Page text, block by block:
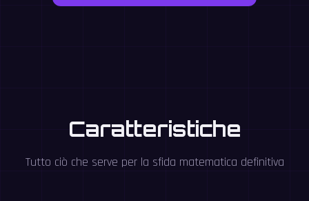
Caratteristiche
Tutto ciò che serve per la sfida matematica definitiva